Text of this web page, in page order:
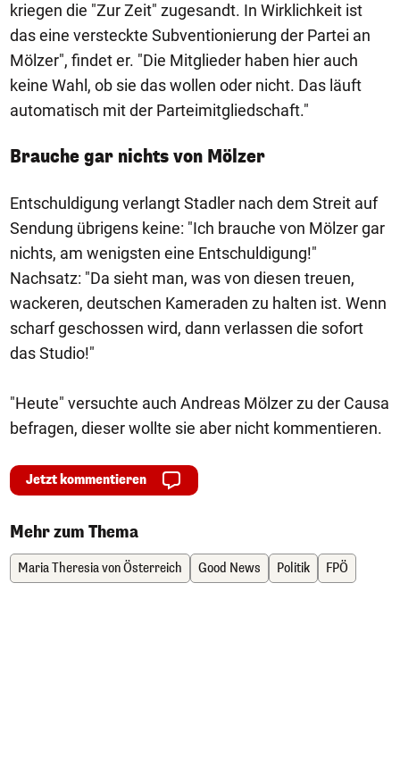
kriegen die "Zur Zeit" zugesandt. In Wirklichkeit ist
das eine versteckte Subventionierung der Partei an
Mölzer", findet er. "Die Mitglieder haben hier auch
keine Wahl, ob sie das wollen oder nicht. Das läuft
automatisch mit der Parteimitgliedschaft."
Brauche gar nichts von Mölzer
Entschuldigung verlangt Stadler nach dem Streit auf
Sendung übrigens keine: "Ich brauche von Mölzer gar
nichts, am wenigsten eine Entschuldigung!"
Nachsatz: "Da sieht man, was von diesen treuen,
wackeren, deutschen Kameraden zu halten ist. Wenn
scharf geschossen wird, dann verlassen die sofort
das Studio!"
"Heute" versuchte auch Andreas Mölzer zu der Causa
befragen, dieser wollte sie aber nicht kommentieren.
Jetzt kommentieren
Mehr zum Thema
Maria Theresia von Österreich Good News Politik FPÖ